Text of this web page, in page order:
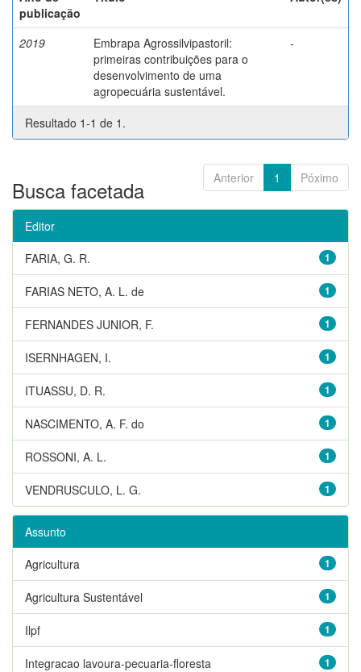
publicação
2019
Embrapa Agrossilvipastoril:
primeiras contribuições para o
desenvolvimento de uma
agropecuária sustentável.
-
Resultado 1-1 de 1.
Anterior 1 Póximo
Busca facetada
Editor
1
FARIA, G. R.
1
FARIAS NETO, A. L. de
1
FERNANDES JUNIOR, F.
1
ISERNHAGEN, I.
1
ITUASSU, D. R.
1
NASCIMENTO, A. F. do
1
ROSSONI, A. L.
1
VENDRUSCULO, L. G.
Assunto
1
Agricultura
1
Agricultura Sustentável
1
Ilpf
1
Integracao lavoura-pecuaria-floresta